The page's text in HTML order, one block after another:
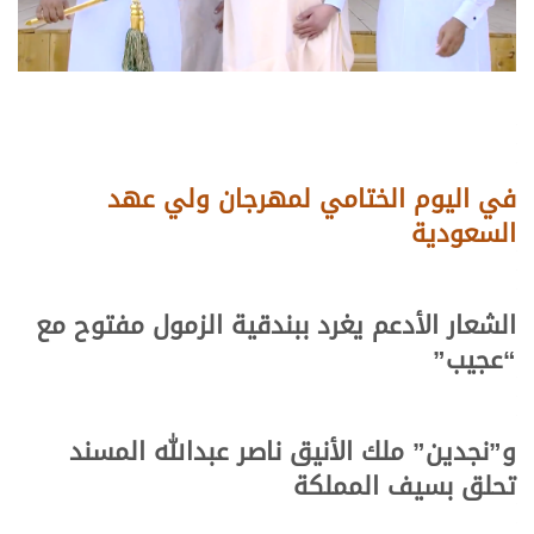
في اليوم الختامي لمهرجان ولي عهد
السعودية
الشعار الأدعم يغرد ببندقية الزمول مفتوح مع
“عجيب”
و”نجدين” ملك الأنيق ناصر عبدالله المسند
تحلق بسيف المملكة